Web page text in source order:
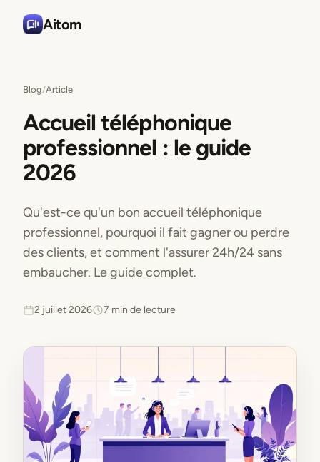
Aitom
Blog/Article
Accueil téléphonique
professionnel : le guide
2026
Qu'est-ce qu'un bon accueil téléphonique
professionnel, pourquoi il fait gagner ou perdre
des clients, et comment l'assurer 24h/24 sans
embaucher. Le guide complet.
2 juillet 2026 7 min de lecture